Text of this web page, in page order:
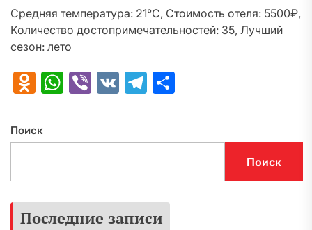
Средняя температура: 21°C, Стоимость отеля: 5500₽,
Количество достопримечательностей: 35, Лучший
сезон: лето
Odnoklassniki
WhatsApp
Viber
VK Telegram
Поиск
Поиск
Последние записи